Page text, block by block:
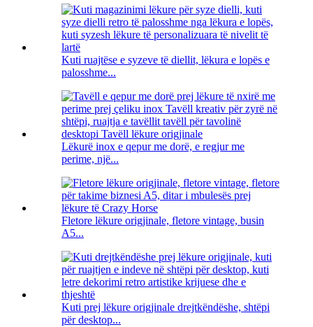
Kuti ruajtëse e syzeve të diellit, lëkura e lopës e
palosshme...
Lëkurë inox e qepur me dorë, e regjur me
perime, një...
Fletore lëkure origjinale, fletore vintage, busin
A5...
Kuti prej lëkure origjinale drejtkëndëshe, shtëpi
për desktop...